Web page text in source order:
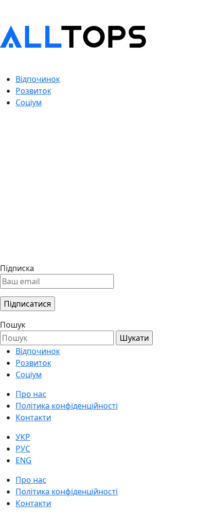
Відпочинок
Розвиток
Соціум
Підписка
Пошук
Відпочинок
Розвиток
Соціум
Про нас
Політика конфіденційності
Контакти
УКР
РУС
ENG
Про нас
Політика конфіденційності
Контакти